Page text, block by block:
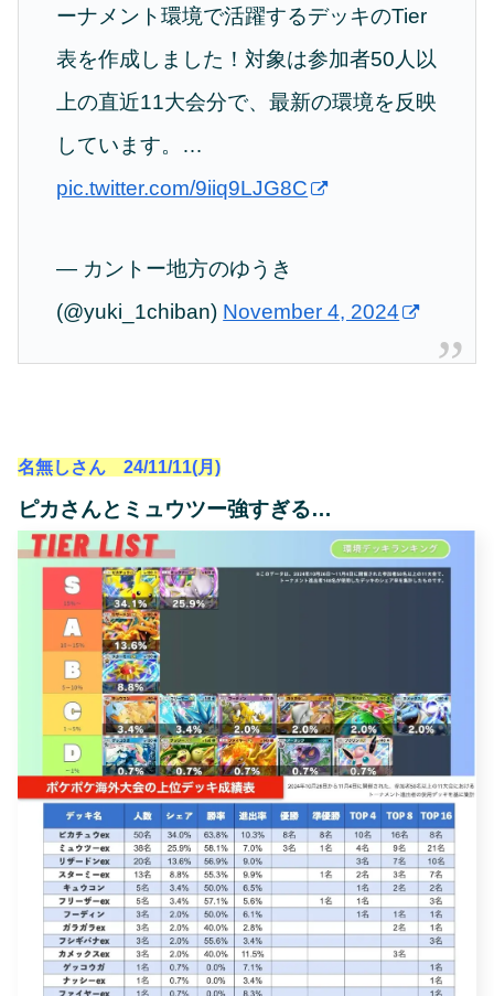
ーナメント環境で活躍するデッキのTier
表を作成しました！対象は参加者50人以
上の直近11大会分で、最新の環境を反映
しています。…
pic.twitter.com/9iiq9LJG8C
— カントー地方のゆうき
(@yuki_1chiban) November 4, 2024
名無しさん 24/11/11(月)
ピカさんとミュウツー強すぎる…